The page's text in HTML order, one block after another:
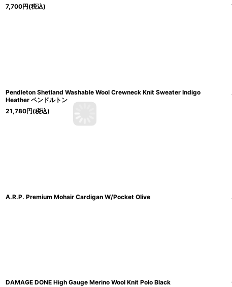
7,700円(税込)
Pendleton Shetland Washable Wool Crewneck Knit Sweater Indigo
Heather ペンドルトン
21,780円(税込)
A.R.P. Premium Mohair Cardigan W/Pocket Olive
DAMAGE DONE High Gauge Merino Wool Knit Polo Black